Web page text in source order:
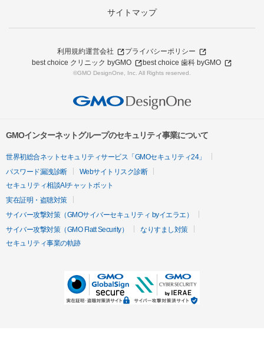
サイトマップ
利用規約運営会社
プライバシーポリシー
best choice クリニック byGMO
best choice 歯科 byGMO
©GMO DesignOne, Inc. All Rights reserved.
GMOインターネットグループのセキュリティ事業について
世界初総合ネットセキュリティサービス「GMOセキュリティ24」
パスワード漏洩診断
Webサイトリスク診断
セキュリティ相談AIチャットボット
実在証明・盗聴対策
サイバー攻撃対策（GMOサイバーセキュリティ byイエラエ）
サイバー攻撃対策（GMO Flatt Security）
なりすまし対策
セキュリティ事業の軌跡